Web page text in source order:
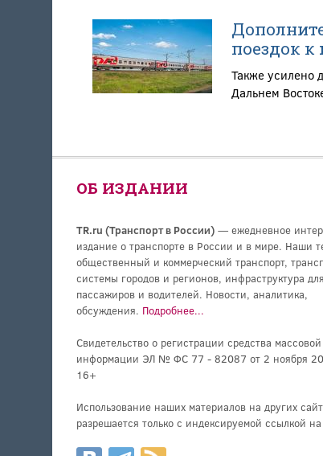
поездок
Также усилено
Дальнем
ОБ ИЗДАНИИ
TR.ru (Транспорт в России)— ежедневное
издание о транспорте в России и в мире. Наши
общественный и коммерческий транспорт,
системы городов и регионов, инфраструктура для
пассажиров и водителей. Новости, аналитика,
обсуждения. Подробнее...
Свидетельство о регистрации средства массовой
информации ЭЛ № ФС 77 - 82087 от 2 ноября
16+
Использование наших материалов на других
разрешается только с индексируемой ссылкой